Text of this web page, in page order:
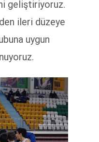
geliştiriyoruz.
ileri düzeye
uygun